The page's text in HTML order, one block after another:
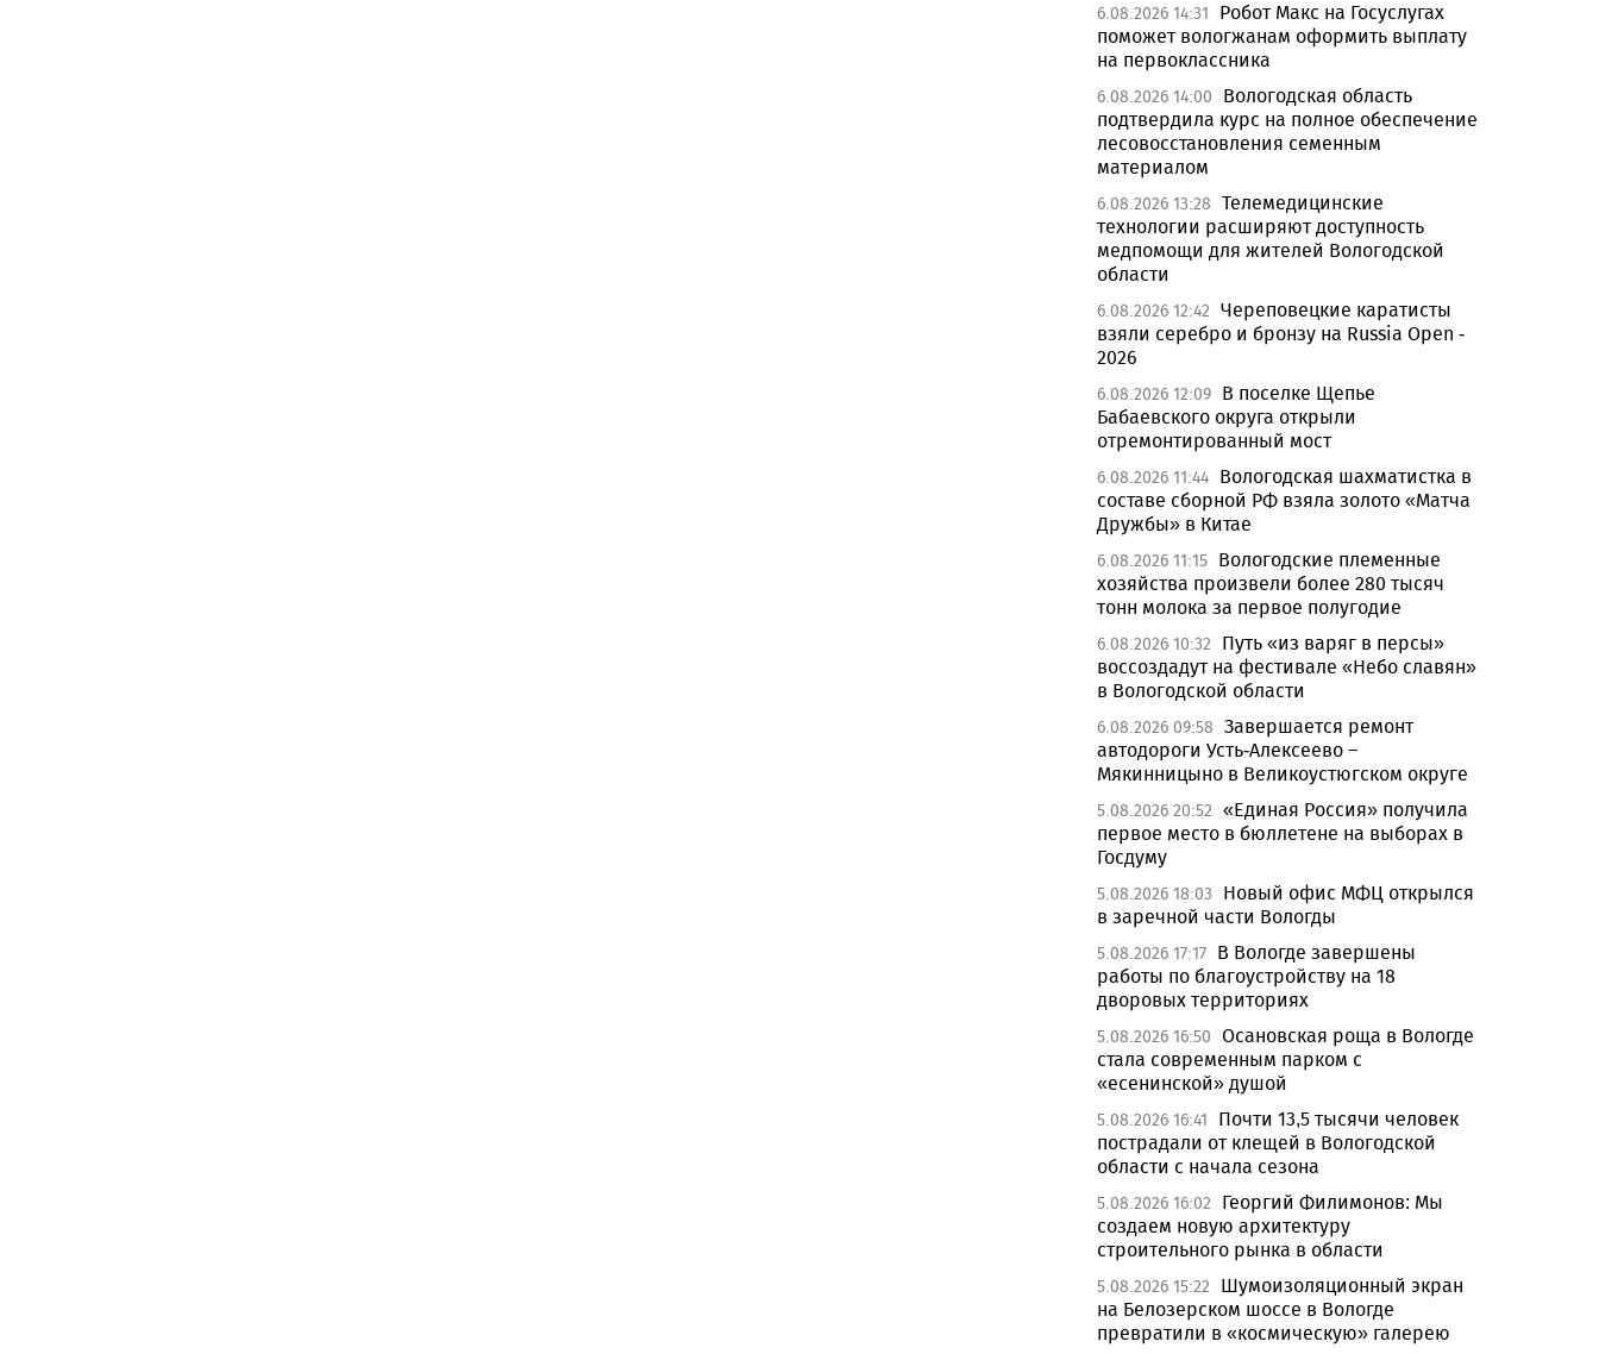
6.08.2026 14:31
Робот Макс на Госуслугах
поможет вологжанам оформить выплату
на первоклассника
6.08.2026 14:00
Вологодская область
подтвердила курс на полное обеспечение
лесовосстановления семенным
материалом
6.08.2026 13:28 Телемедицинские
технологии расширяют доступность
медпомощи для жителей Вологодской
области
6.08.2026 12:42 Череповецкие каратисты
взяли серебро и бронзу на Russia Open -
2026
6.08.2026 12:09 В поселке Щепье
Бабаевского округа открыли
отремонтированный мост
6.08.2026 11:44 Вологодская шахматистка в
составе сборной РФ взяла золото «Матча
Дружбы» в Китае
6.08.2026 11:15 Вологодские племенные
хозяйства произвели более 280 тысяч
тонн молока за первое полугодие
6.08.2026 10:32
Путь «из варяг в персы»
воссоздадут на фестивале «Небо славян»
в Вологодской области
6.08.2026 09:58 Завершается ремонт
автодороги Усть-Алексеево –
Мякинницыно в Великоустюгском округе
5.08.2026 20:52 «Единая Россия» получила
первое место в бюллетене на выборах в
Госдуму
5.08.2026 18:03
Новый офис МФЦ открылся
в заречной части Вологды
5.08.2026 17:17 В Вологде завершены
работы по благоустройству на 18
дворовых территориях
5.08.2026 16:50 Осановская роща в Вологде
стала современным парком с
«есенинской» душой
5.08.2026 16:41
Почти 13,5 тысячи человек
пострадали от клещей в Вологодской
области с начала сезона
5.08.2026 16:02
Георгий Филимонов: Мы
создаем новую архитектуру
строительного рынка в области
5.08.2026 15:22
Шумоизоляционный экран
на Белозерском шоссе в Вологде
превратили в «космическую» галерею